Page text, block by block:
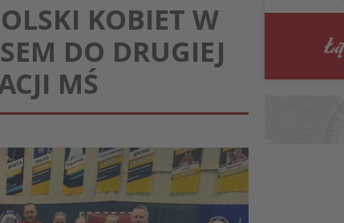
KOBIET W
DO DRUGIEJ
MŚ